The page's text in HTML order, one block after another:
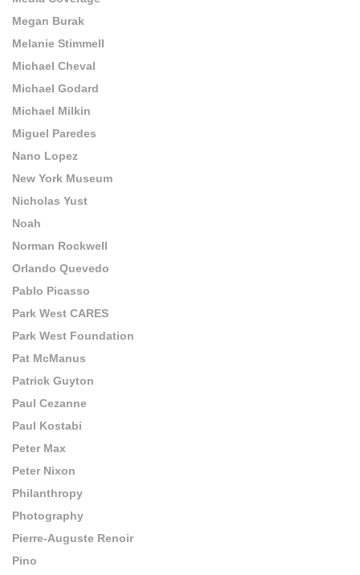
Megan Burak
Melanie Stimmell
Michael Cheval
Michael Godard
Michael Milkin
Miguel Paredes
Nano Lopez
New York Museum
Nicholas Yust
Noah
Norman Rockwell
Orlando Quevedo
Pablo Picasso
Park West CARES
Park West Foundation
Pat McManus
Patrick Guyton
Paul Cezanne
Paul Kostabi
Peter Max
Peter Nixon
Philanthropy
Photography
Pierre-Auguste Renoir
Pino